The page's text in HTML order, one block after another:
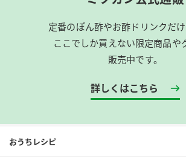
定番のぽん酢やお酢ドリンクだけ
ここでしか買えない限定商品や
販売中です。
詳しくはこちら
おうちレシピ